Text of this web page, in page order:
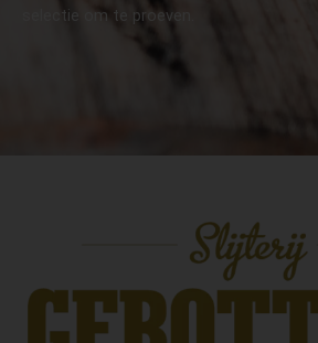
selectie om te proeven.